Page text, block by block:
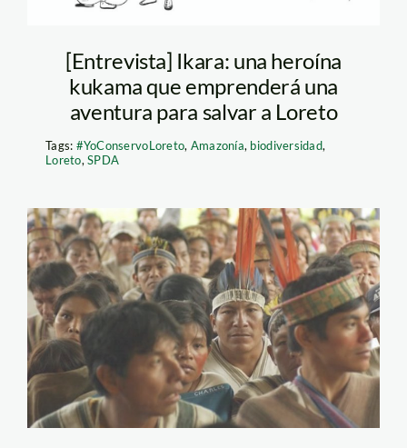
[Entrevista] Ikara: una heroína
kukama que emprenderá una
aventura para salvar a Loreto
Tags: #YoConservoLoreto, Amazonía, biodiversidad,
Loreto,SPDA
1-700×437